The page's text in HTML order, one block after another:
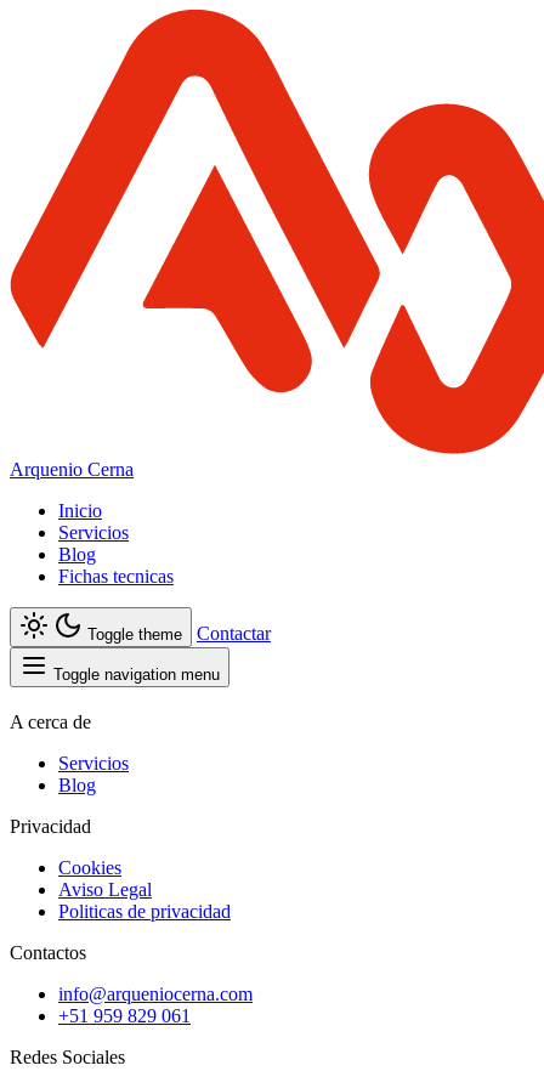
Arquenio Cerna
Inicio
Servicios
Blog
Fichas tecnicas
Toggle theme Contactar
Toggle navigation menu
A cerca de
Servicios
Blog
Privacidad
Cookies
Aviso Legal
Politicas de privacidad
Contactos
info@arqueniocerna.com
+51 959 829 061
Redes Sociales